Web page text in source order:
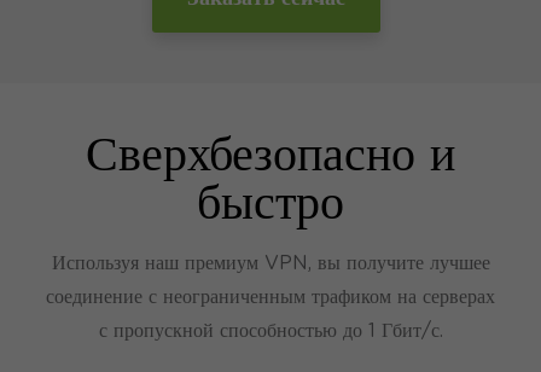
Сверхбезопасно и
быстро
Используя наш премиум VPN, вы получите лучшее
соединение с неограниченным трафиком на серверах
с пропускной способностью до 1 Гбит/с.